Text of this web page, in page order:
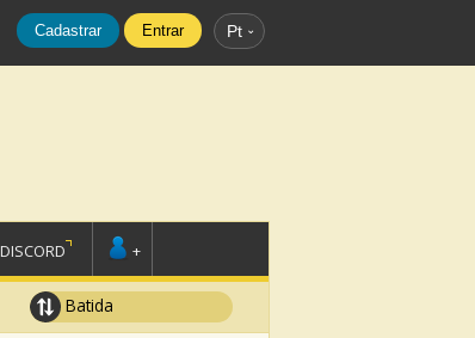
Cadastrar Entrar Pt
DISCORD +
Batida